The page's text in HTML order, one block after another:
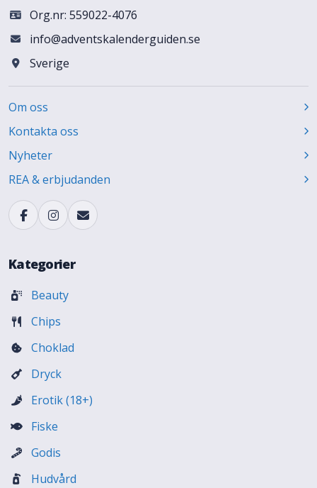
Org.nr: 559022-4076
info@adventskalenderguiden.se
Sverige
Om oss
Kontakta oss
Nyheter
REA & erbjudanden
Kategorier
Beauty
Chips
Choklad
Dryck
Erotik (18+)
Fiske
Godis
Hudvård